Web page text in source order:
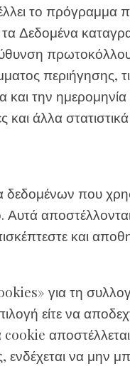
το πρόγραμμα
Δεδομένα
πρωτοκόλλου
περιήγησης,
την
άλλα στατιστικά
δεδομένων που
Αυτά
και
για τη
είτε να
ενδέχεται να μην